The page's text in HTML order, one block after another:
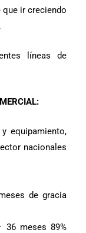
ir creciendo
líneas de
equipamiento,
nacionales
de gracia
36 meses 89%